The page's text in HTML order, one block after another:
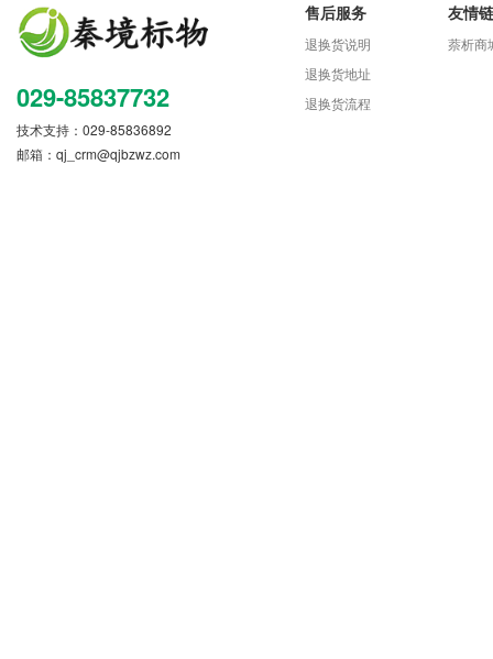
029-85837732
技术支持：029-85836892
邮箱： qj_crm@qjbzwz.com
售后服务
退换货说明
退换货地址
退换货流程
友情
萘析商